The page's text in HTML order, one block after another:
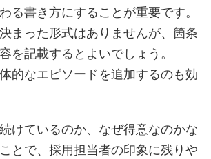
る書き方にすることが重要です。
まった形式はありませんが、箇条
を記載するとよいでしょう。
的なエピソードを追加するのも効
けているのか、なぜ得意なのかな
とで、採用担当者の印象に残りや